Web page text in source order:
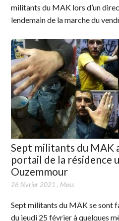
militants du MAK lors d’un
lendemain de la marche du
Sept militants du MAK
portail de la résidence
Ouzemmour
26 février 2021 , Mess
Sept militants du MAK se sont
du jeudi 25 février à quelques